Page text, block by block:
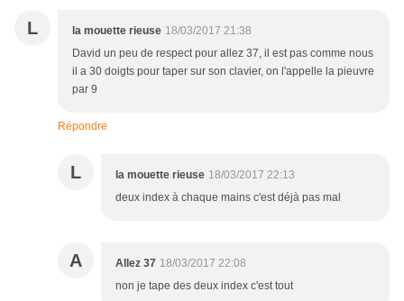
L la mouette rieuse 18/03/2017 21:38
David un peu de respect pour allez 37, il est pas comme nous
il a 30 doigts pour taper sur son clavier, on l'appelle la pieuvre
par 9
Répondre
L la mouette rieuse 18/03/2017 22:13
deux index à chaque mains c'est déjà pas mal
A Allez 37 18/03/2017 22:08
non je tape des deux index c'est tout